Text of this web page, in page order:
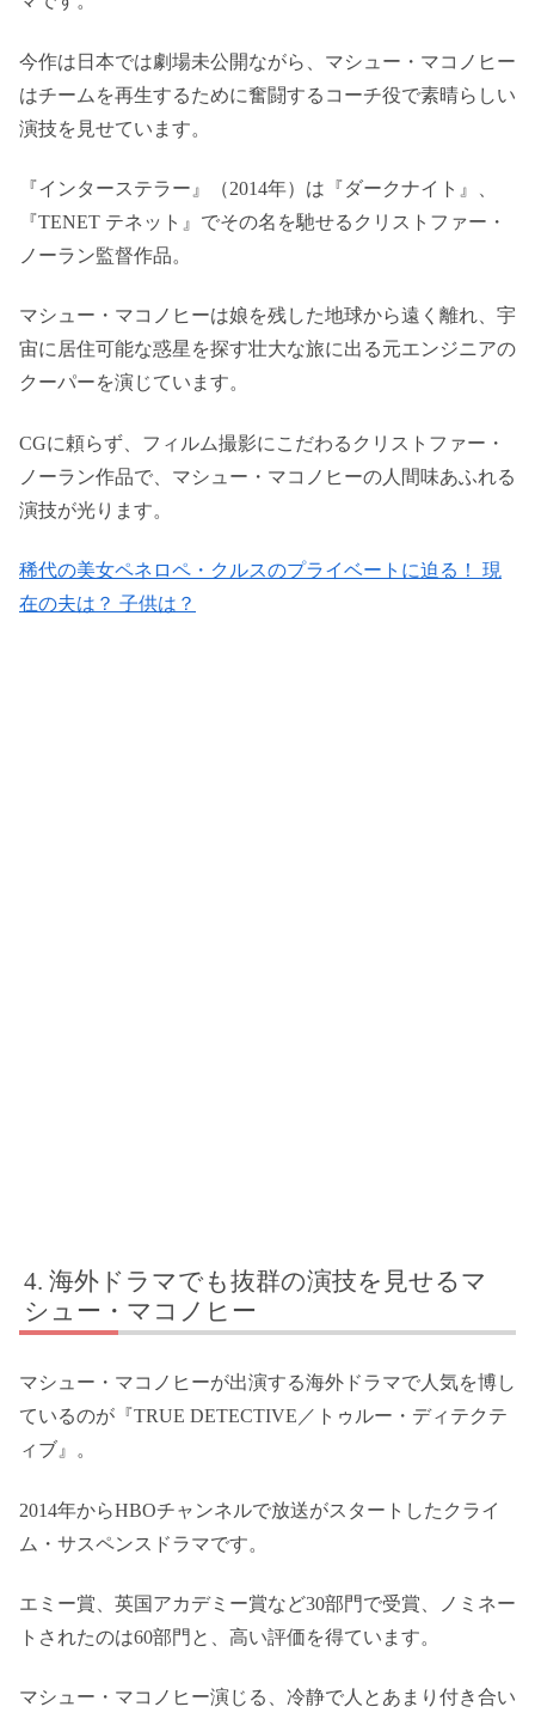
今作は日本では劇場未公開ながら、マシュー・マコノヒー
はチームを再生するために奮闘するコーチ役で素晴らしい
演技を見せています。
『インターステラー』（2014年）は『ダークナイト』、
『TENET テネット』でその名を馳せるクリストファー・
ノーラン監督作品。
マシュー・マコノヒーは娘を残した地球から遠く離れ、宇
宙に居住可能な惑星を探す壮大な旅に出る元エンジニアの
クーパーを演じています。
CGに頼らず、フィルム撮影にこだわるクリストファー・
ノーラン作品で、マシュー・マコノヒーの人間味あふれる
演技が光ります。
稀代の美女ペネロペ・クルスのプライベートに迫る！ 現
在の夫は？ 子供は？
海外ドラマでも抜群の演技を見せるマ
シュー・マコノヒー
マシュー・マコノヒーが出演する海外ドラマで人気を博し
ているのが『TRUE DETECTIVE／トゥルー・ディテクテ
ィブ』。
2014年からHBOチャンネルで放送がスタートしたクライ
ム・サスペンスドラマです。
エミー賞、英国アカデミー賞など30部門で受賞、ノミネー
トされたのは60部門と、高い評価を得ています。
マシュー・マコノヒー演じる、冷静で人とあまり付き合い